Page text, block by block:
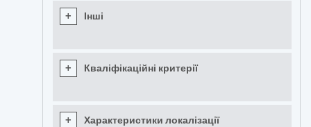
+ Інші
+ Кваліфікаційні критерії
+ Характеристики локалізації